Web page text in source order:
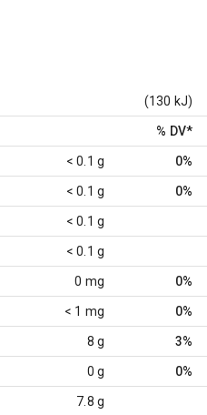
(130 kJ)
% DV*
< 0.1 g 0%
< 0.1 g 0%
< 0.1 g
< 0.1 g
0 mg 0%
< 1 mg 0%
8 g 3%
0 g 0%
7.8 g